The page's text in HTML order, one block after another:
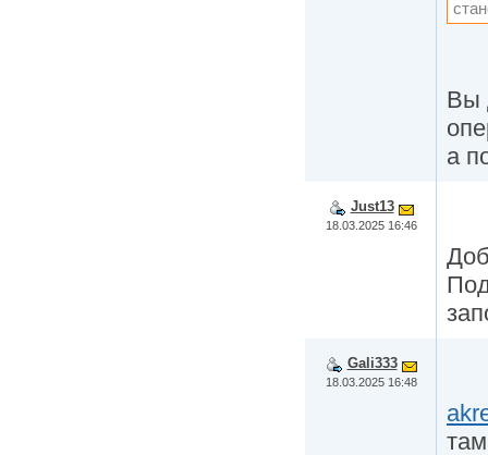
Вы
а
Just13
18.03.2025 16:46
Gali333
18.03.2025 16:48